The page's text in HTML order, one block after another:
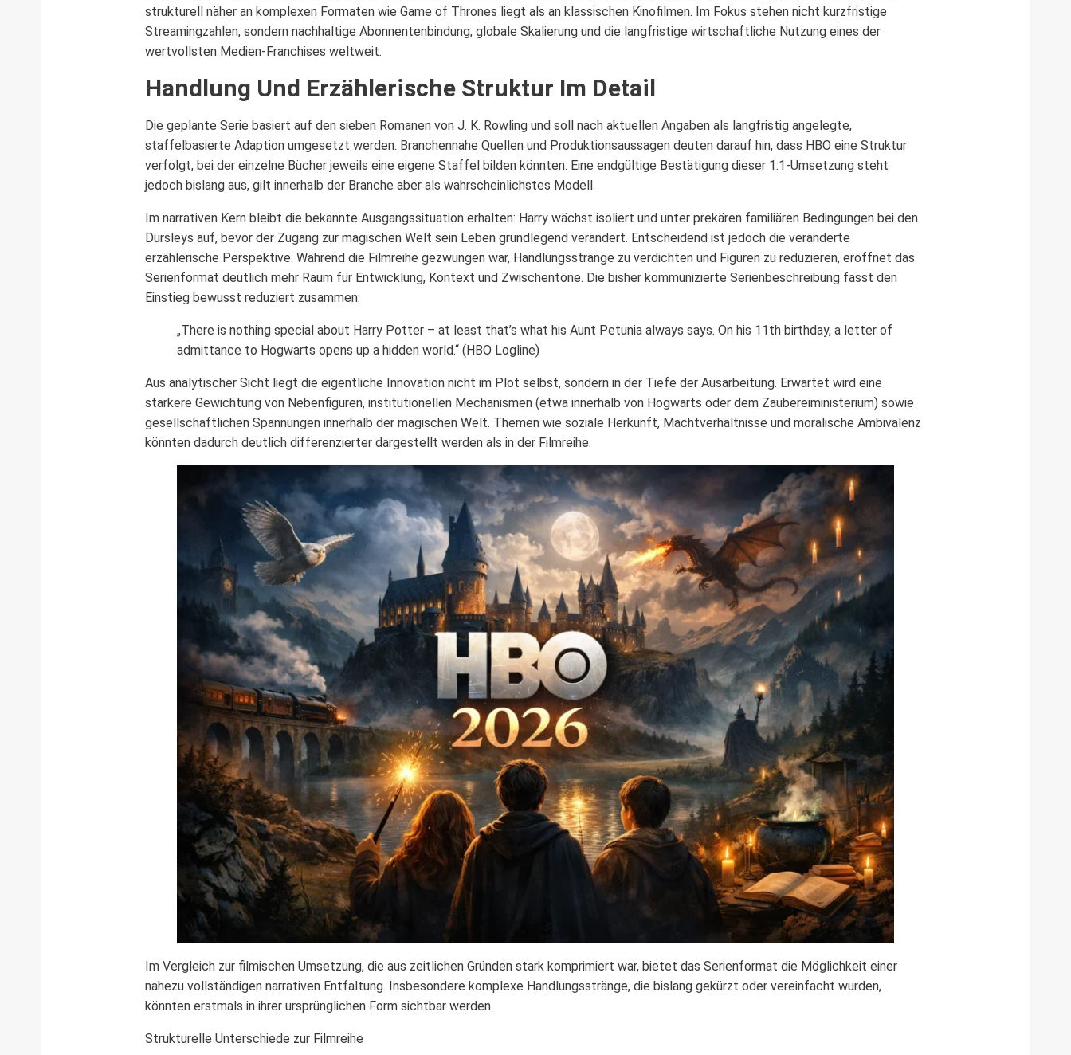
strukturell näher an komplexen Formaten wie Game of Thrones liegt als an klassischen Kinofilmen. Im Fokus stehen nicht kurzfristige
Streamingzahlen, sondern nachhaltige Abonnentenbindung, globale Skalierung und die langfristige wirtschaftliche Nutzung eines der
wertvollsten Medien-Franchises weltweit.
Handlung Und Erzählerische Struktur Im Detail
Die geplante Serie basiert auf den sieben Romanen von J. K. Rowling und soll nach aktuellen Angaben als langfristig angelegte,
staffelbasierte Adaption umgesetzt werden. Branchennahe Quellen und Produktionsaussagen deuten darauf hin, dass HBO eine Struktur
verfolgt, bei der einzelne Bücher jeweils eine eigene Staffel bilden könnten. Eine endgültige Bestätigung dieser 1:1-Umsetzung steht
jedoch bislang aus, gilt innerhalb der Branche aber als wahrscheinlichstes Modell.
Im narrativen Kern bleibt die bekannte Ausgangssituation erhalten: Harry wächst isoliert und unter prekären familiären Bedingungen bei den
Dursleys auf, bevor der Zugang zur magischen Welt sein Leben grundlegend verändert. Entscheidend ist jedoch die veränderte
erzählerische Perspektive. Während die Filmreihe gezwungen war, Handlungsstränge zu verdichten und Figuren zu reduzieren, eröffnet das
Serienformat deutlich mehr Raum für Entwicklung, Kontext und Zwischentöne. Die bisher kommunizierte Serienbeschreibung fasst den
Einstieg bewusst reduziert zusammen:
„There is nothing special about Harry Potter – at least that’s what his Aunt Petunia always says. On his 11th birthday, a letter of
admittance to Hogwarts opens up a hidden world.“ (HBO Logline)
Aus analytischer Sicht liegt die eigentliche Innovation nicht im Plot selbst, sondern in der Tiefe der Ausarbeitung. Erwartet wird eine
stärkere Gewichtung von Nebenfiguren, institutionellen Mechanismen (etwa innerhalb von Hogwarts oder dem Zaubereiministerium) sowie
gesellschaftlichen Spannungen innerhalb der magischen Welt. Themen wie soziale Herkunft, Machtverhältnisse und moralische Ambivalenz
könnten dadurch deutlich differenzierter dargestellt werden als in der Filmreihe.
Im Vergleich zur filmischen Umsetzung, die aus zeitlichen Gründen stark komprimiert war, bietet das Serienformat die Möglichkeit einer
nahezu vollständigen narrativen Entfaltung. Insbesondere komplexe Handlungsstränge, die bislang gekürzt oder vereinfacht wurden,
könnten erstmals in ihrer ursprünglichen Form sichtbar werden.
Strukturelle Unterschiede zur Filmreihe